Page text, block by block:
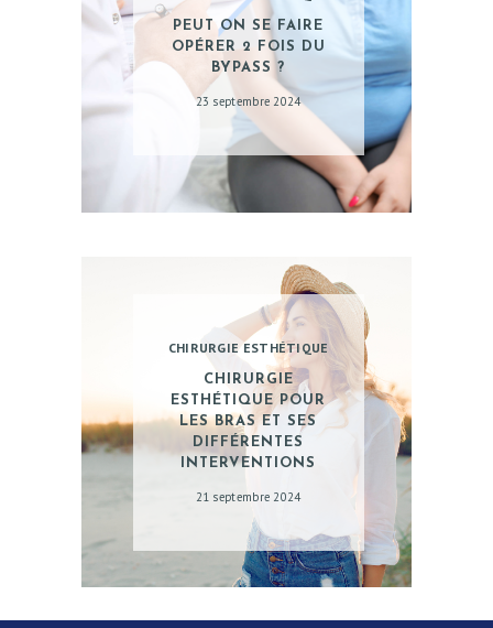
PEUT ON SE FAIRE
OPÉRER 2 FOIS DU
BYPASS ?
23 septembre 2024
CHIRURGIE ESTHÉTIQUE
CHIRURGIE
ESTHÉTIQUE POUR
LES BRAS ET SES
DIFFÉRENTES
INTERVENTIONS
21 septembre 2024